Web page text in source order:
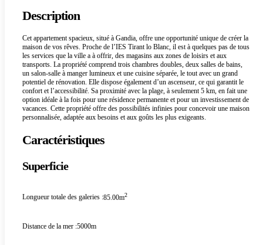
Description
Cet appartement spacieux, situé à Gandia, offre une opportunité unique de créer la
maison de vos rêves. Proche de l’IES Tirant lo Blanc, il est à quelques pas de tous
les services que la ville a à offrir, des magasins aux zones de loisirs et aux
transports. La propriété comprend trois chambres doubles, deux salles de bains,
un salon-salle à manger lumineux et une cuisine séparée, le tout avec un grand
potentiel de rénovation. Elle dispose également d’un ascenseur, ce qui garantit le
confort et l’accessibilité. Sa proximité avec la plage, à seulement 5 km, en fait une
option idéale à la fois pour une résidence permanente et pour un investissement de
vacances. Cette propriété offre des possibilités infinies pour concevoir une maison
personnalisée, adaptée aux besoins et aux goûts les plus exigeants.
Caractéristiques
Superficie
Longueur totale des galeries :85.00m2
Distance de la mer :5000m